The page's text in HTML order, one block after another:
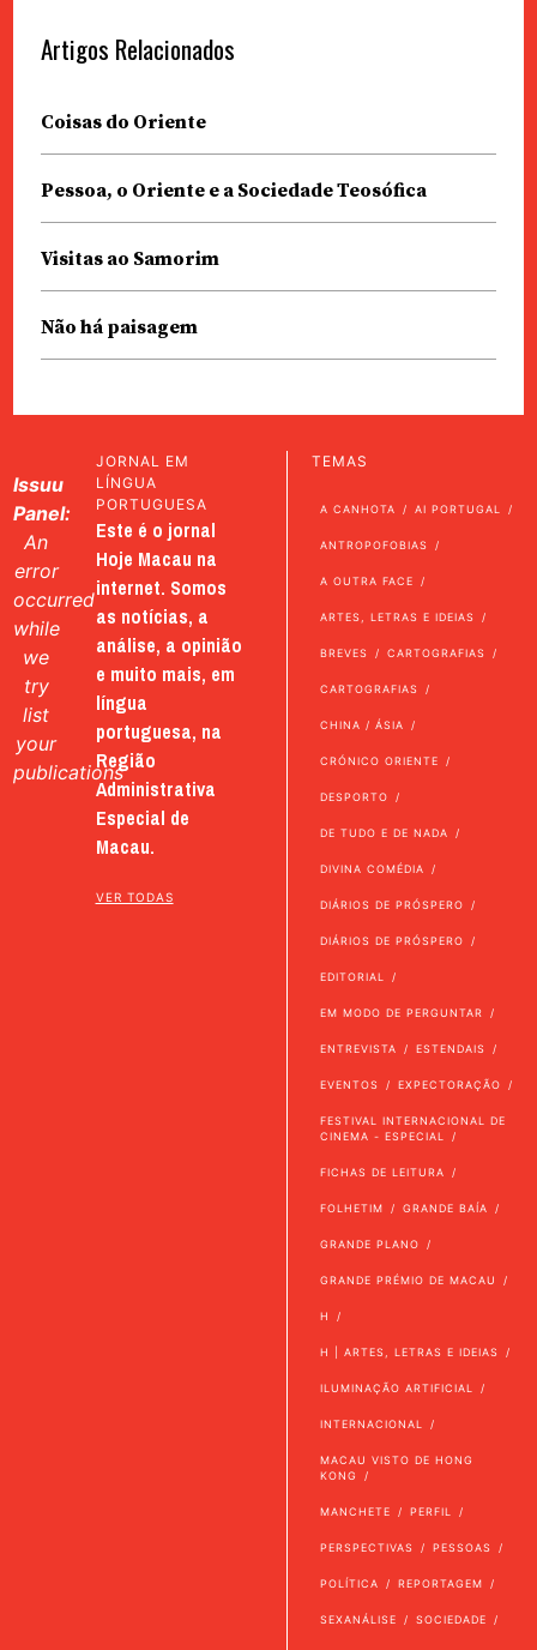
Artigos Relacionados
Coisas do Oriente
Pessoa, o Oriente e a Sociedade Teosófica
Visitas ao Samorim
Não há paisagem
Issuu
Panel:
An
error
occurred
while
we
try
list
your
publications
JORNAL EM
LÍNGUA
PORTUGUESA
Este é o jornal
Hoje Macau na
internet. Somos
as notícias, a
análise, a opinião
e muito mais, em
língua
portuguesa, na
Região
Administrativa
Especial de
Macau.
VER TODAS
TEMAS
A CANHOTA AI PORTUGAL
ANTROPOFOBIAS
A OUTRA FACE
ARTES, LETRAS E IDEIAS
BREVES CARTOGRAFIAS
CARTOGRAFIAS
CHINA / ÁSIA
CRÓNICO ORIENTE
DESPORTO
DE TUDO E DE NADA
DIVINA COMÉDIA
DIÁRIOS DE PRÓSPERO
DIÁRIOS DE PRÓSPERO
EDITORIAL
EM MODO DE PERGUNTAR
ENTREVISTA ESTENDAIS
EVENTOS EXPECTORAÇÃO
FESTIVAL INTERNACIONAL DE
CINEMA - ESPECIAL
FICHAS DE LEITURA
FOLHETIM GRANDE BAÍA
GRANDE PLANO
GRANDE PRÉMIO DE MACAU
H
H | ARTES, LETRAS E IDEIAS
ILUMINAÇÃO ARTIFICIAL
INTERNACIONAL
MACAU VISTO DE HONG
KONG
MANCHETE PERFIL
PERSPECTIVAS PESSOAS
POLÍTICA REPORTAGEM
SEXANÁLISE SOCIEDADE